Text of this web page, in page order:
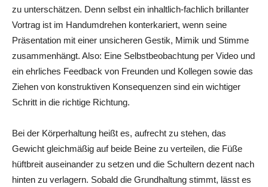
zu unterschätzen. Denn selbst ein inhaltlich-fachlich brillanter
Vortrag ist im Handumdrehen konterkariert, wenn seine
Präsentation mit einer unsicheren Gestik, Mimik und Stimme
zusammenhängt. Also: Eine Selbstbeobachtung per Video und
ein ehrliches Feedback von Freunden und Kollegen sowie das
Ziehen von konstruktiven Konsequenzen sind ein wichtiger
Schritt in die richtige Richtung.
Bei der Körperhaltung heißt es, aufrecht zu stehen, das
Gewicht gleichmäßig auf beide Beine zu verteilen, die Füße
hüftbreit auseinander zu setzen und die Schultern dezent nach
hinten zu verlagern. Sobald die Grundhaltung stimmt, lässt es